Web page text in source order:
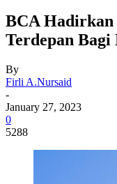
BCA Hadirkan
Terdepan Bagi
By
Firli A.Nursaid
-
January 27, 2023
0
5288